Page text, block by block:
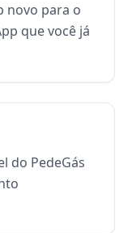
novo para o
que você já
do PedeGás